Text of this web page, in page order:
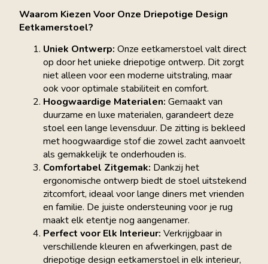
Waarom Kiezen Voor Onze Driepotige Design
Eetkamerstoel?
Uniek Ontwerp: Onze eetkamerstoel valt direct
op door het unieke driepotige ontwerp. Dit zorgt
niet alleen voor een moderne uitstraling, maar
ook voor optimale stabiliteit en comfort.
Hoogwaardige Materialen: Gemaakt van
duurzame en luxe materialen, garandeert deze
stoel een lange levensduur. De zitting is bekleed
met hoogwaardige stof die zowel zacht aanvoelt
als gemakkelijk te onderhouden is.
Comfortabel Zitgemak: Dankzij het
ergonomische ontwerp biedt de stoel uitstekend
zitcomfort, ideaal voor lange diners met vrienden
en familie. De juiste ondersteuning voor je rug
maakt elk etentje nog aangenamer.
Perfect voor Elk Interieur: Verkrijgbaar in
verschillende kleuren en afwerkingen, past de
driepotige design eetkamerstoel in elk interieur,